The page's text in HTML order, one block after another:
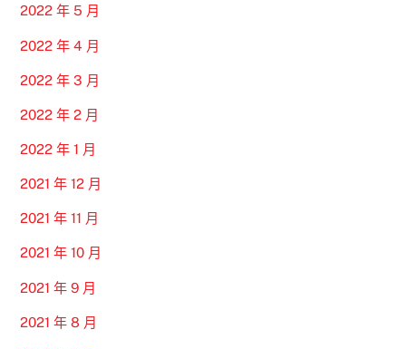
2022 年 5 月
2022 年 4 月
2022 年 3 月
2022 年 2 月
2022 年 1 月
2021 年 12 月
2021 年 11 月
2021 年 10 月
2021 年 9 月
2021 年 8 月